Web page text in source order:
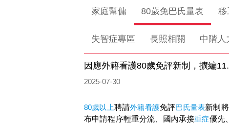
家庭幫傭 80歲免巴氏量表 移
失智症專區 長照相關 中階人
因應外籍看護80歲免評新制，擴編
2025-07-30
80歲以上聘請外籍看護免評巴氏量表新制
布申請程序輕重分流、國內承接重症優先